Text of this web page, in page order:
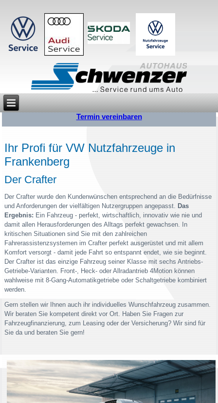
Termin vereinbaren
Ihr Profi für VW Nutzfahrzeuge in
Frankenberg
Der Crafter
Der Crafter wurde den Kundenwünschen entsprechend an die Bedürfnisse
und Anforderungen der vielfältigen Nutzergruppen angepasst. Das
Ergebnis: Ein Fahrzeug - perfekt, wirtschaftlich, innovativ wie nie und
damit allen Herausforderungen des Alltags perfekt gewachsen. In
kritischen Situationen sind Sie mit den zahlreichen
Fahrerassistenzsystemen im Crafter perfekt ausgerüstet und mit allem
Komfort versorgt - damit jede Fahrt so entspannt endet, wie sie beginnt.
Der Crafter ist das einzige Fahrzeug seiner Klasse mit sechs Antriebs-
Getriebe-Varianten. Front-, Heck- oder Allradantrieb 4Motion können
wahlweise mit 8-Gang-Automatikgetriebe oder Schaltgetriebe kombiniert
werden.
Gern stellen wir Ihnen auch ihr individuelles Wunschfahrzeug zusammen.
Wir beraten Sie kompetent direkt vor Ort. Haben Sie Fragen zur
Fahrzeugfinanzierung, zum Leasing oder der Versicherung? Wir sind für
Sie da und beraten Sie gern!